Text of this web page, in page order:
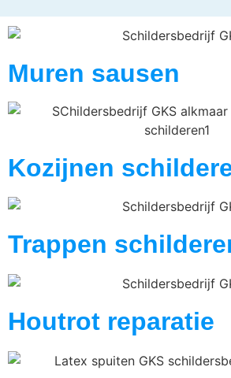
Muren sausen
Kozijnen
Trappen
Houtrot reparatie